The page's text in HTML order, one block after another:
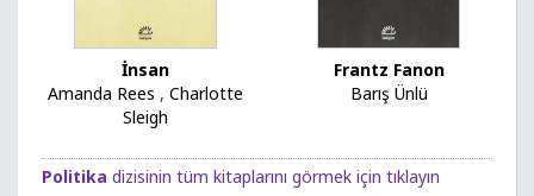
İnsan
Amanda Rees , Charlotte
Sleigh
Frantz Fanon
Barış Ünlü
Politika dizisinin tüm kitaplarını görmek için tıklayın